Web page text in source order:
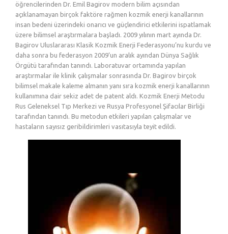
öğrencilerinden Dr. Emil Bagirov modern bilim açısından
açıklanamayan birçok faktöre rağmen kozmik enerji kanallarının
insan bedeni üzerindeki onarıcı ve güçlendirici etkilerini ispatlamak
üzere bilimsel araştırmalara başladı. 2009 yılının mart ayında Dr.
Bagirov Uluslararası Klasik Kozmik Enerji Federasyonu’nu kurdu ve
daha sonra bu federasyon 2009’un aralık ayından Dünya Sağlık
Örgütü tarafından tanındı. Laboratuvar ortamında yapılan
araştırmalar ile klinik çalışmalar sonrasında Dr. Bagirov birçok
bilimsel makale kaleme almanın yanı sıra kozmik enerji kanallarının
kullanımına dair sekiz adet de patent aldı. Kozmik Enerji Metodu
Rus Geleneksel Tıp Merkezi ve Rusya Profesyonel Şifacılar Birliği
tarafından tanındı. Bu metodun etkileri yapılan çalışmalar ve
hastaların sayısız geribildirimleri vasıtasıyla teyit edildi.